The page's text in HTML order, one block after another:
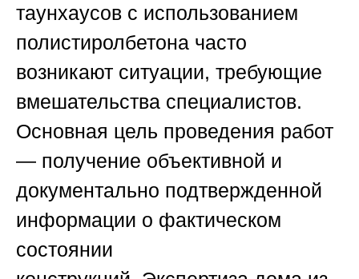
таунхаусов с использованием
полистиролбетона часто
возникают ситуации, требующие
вмешательства специалистов.
Основная цель проведения работ
— получение объективной и
документально подтвержденной
информации о фактическом
состоянии